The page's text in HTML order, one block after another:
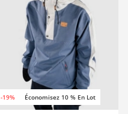
-19% Économisez 10 % En Lot